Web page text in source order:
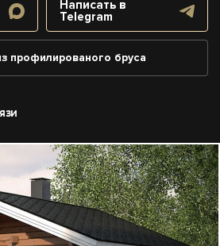
Написать в
Telegram
профилированого бруса